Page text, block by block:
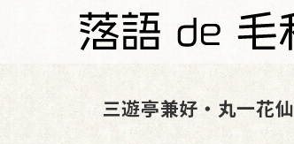
三遊亭兼好・丸一花仙